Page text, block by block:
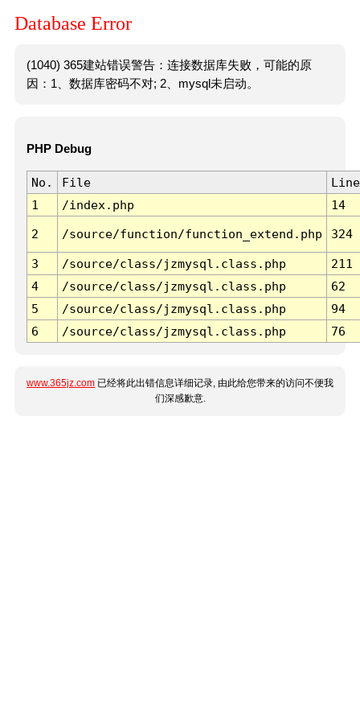
Database Error
(1040) 365建站错误警告：连接数据库失败，可能的原
因：1、数据库密码不对; 2、mysql未启动。
PHP Debug
No. File
Line
1
/index.php 14
2 /source/function/function_extend.php 324
3 /source/class/jzmysql.class.php
211
4
/source/class/jzmysql.class.php
62
5
/source/class/jzmysql.class.php
94
6
/source/class/jzmysql.class.php 76
www.365jz.com 已经将此出错信息详细记录, 由此给您带来的访问不便我
们深感歉意.